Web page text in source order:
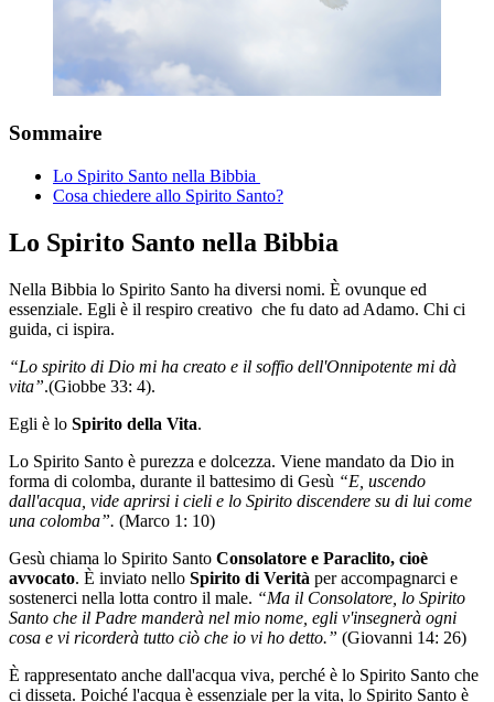
Sommaire
Lo Spirito Santo nella Bibbia
Cosa chiedere allo Spirito Santo?
Lo Spirito Santo nella Bibbia
Nella Bibbia lo Spirito Santo ha diversi nomi. È ovunque ed
essenziale. Egli è il respiro creativo che fu dato ad Adamo. Chi ci
guida, ci ispira.
“Lo spirito di Dio mi ha creato e il soffio dell'Onnipotente mi dà
vita”.(Giobbe 33: 4).
Egli è lo Spirito della Vita.
Lo Spirito Santo è purezza e dolcezza. Viene mandato da Dio in
forma di colomba, durante il battesimo di Gesù “E, uscendo
dall'acqua, vide aprirsi i cieli e lo Spirito discendere su di lui come
una colomba”. (Marco 1: 10)
Gesù chiama lo Spirito Santo Consolatore e Paraclito, cioè
avvocato. È inviato nello Spirito di Verità per accompagnarci e
sostenerci nella lotta contro il male. “Ma il Consolatore, lo Spirito
Santo che il Padre manderà nel mio nome, egli v'insegnerà ogni
cosa e vi ricorderà tutto ciò che io vi ho detto.” (Giovanni 14: 26)
È rappresentato anche dall'acqua viva, perché è lo Spirito Santo che
ci disseta. Poiché l'acqua è essenziale per la vita, lo Spirito Santo è